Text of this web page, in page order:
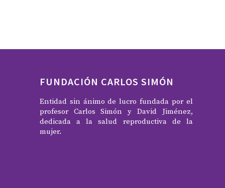
FUNDACIÓN CARLOS SIMÓN
Entidad sin ánimo de lucro fundada por el
profesor Carlos Simón y David Jiménez,
dedicada a la salud reproductiva de la
mujer.